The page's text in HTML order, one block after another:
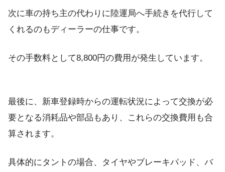
次に車の持ち主の代わりに陸運局へ手続きを代行して
くれるのもディーラーの仕事です。
その手数料として8,800円の費用が発生しています。
最後に、新車登録時からの運転状況によって交換が必
要となる消耗品や部品もあり、これらの交換費用も合
算されます。
具体的にタントの場合、タイヤやブレーキパッド、バ